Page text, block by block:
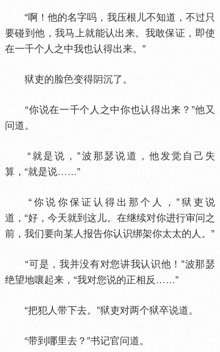
“啊！他的名字吗，我压根儿不知道，不过只
要碰到他，我马上就能认出来。我敢保证，即使
在一千个人之中我也认得出来。”
狱吏的脸 变得 沉了。
“你说在一千个人之中你也认得出来？”他又
问道。
“就是说，”波那瑟说道，他发觉自己失
算，“就是说……”
“你说你保证认得出那个人，”狱吏说
道，“好，今天就到这儿。在继续对你进行审问之
前，我们要向某人报告你认识绑架你太太的人。”
“可是，我并没有对您讲我认识他！”波那瑟
绝望地嚷起来，“我对您说的正相反……”
“把犯人带下去。”狱吏对两个狱卒说道。
“带到哪里去？”书记官问道。